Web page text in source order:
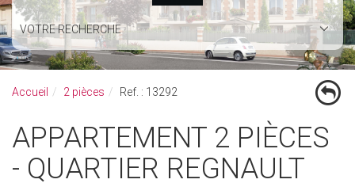
VOTRE RECHERCHE
Accueil 2 pièces Ref. : 13292
APPARTEMENT 2 PIÈCES
- QUARTIER REGNAULT